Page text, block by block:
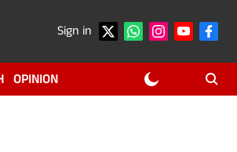
Sign in
OPINION